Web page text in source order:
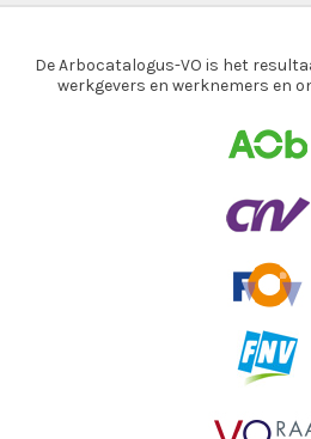
De Arbocatalogus-VO is het
werkgevers en werknemers en